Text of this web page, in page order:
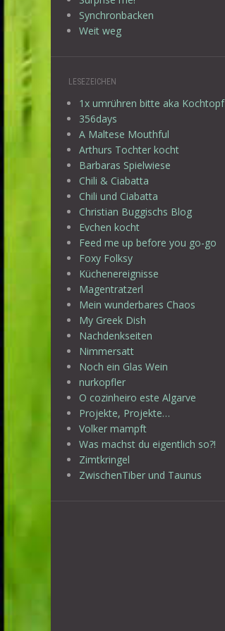
Synchronbacken
Weit weg
LESEZEICHEN
1x umrühren bitte aka Kochtopf
356days
A Maltese Mouthful
Arthurs Tochter kocht
Barbaras Spielwiese
Chili & Ciabatta
Chili und Ciabatta
Christian Buggischs Blog
Evchen kocht
Feed me up before you go-go
Foxy Folksy
Küchenereignisse
Magentratzerl
Mein wunderbares Chaos
My Greek Dish
Nachdenkseiten
Nimmersatt
Noch ein Glas Wein
nurkopfler
O cozinheiro este Algarve
Projekte, Projekte…
Volker mampft
Was machst du eigentlich so?!
Zimtkringel
ZwischenTiber und Taunus